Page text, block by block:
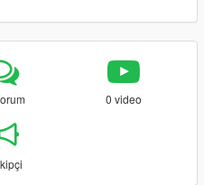
0 video